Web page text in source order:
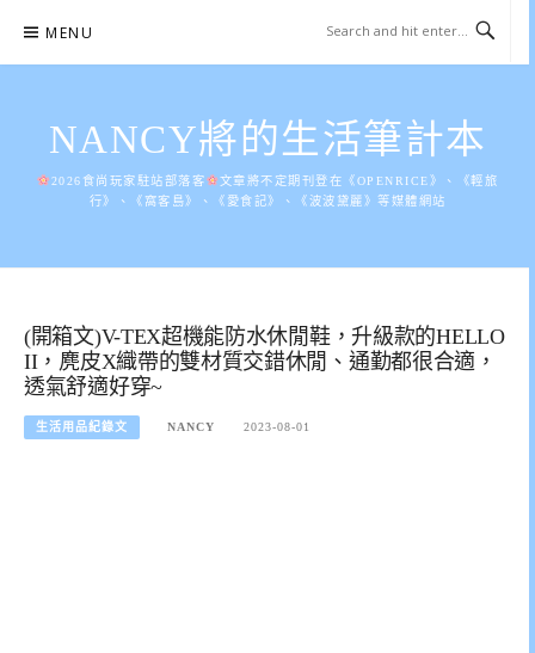
content
MENU
NANCY將的生活筆計本
2026食尚玩家駐站部落客
文章將不定期刊登在《OPENRICE》、《輕旅
行》、《窩客島》、《愛食記》、《波波黛麗》等媒體網站
(開箱文)V-TEX超機能防水休閒鞋，升級款的HELLO
II，麂皮X織帶的雙材質交錯休閒、通勤都很合適，
透氣舒適好穿~
生活用品紀錄文 NANCY 2023-08-01